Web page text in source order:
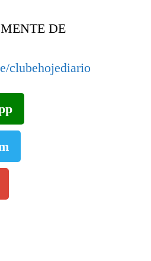
DE
clubehojediario